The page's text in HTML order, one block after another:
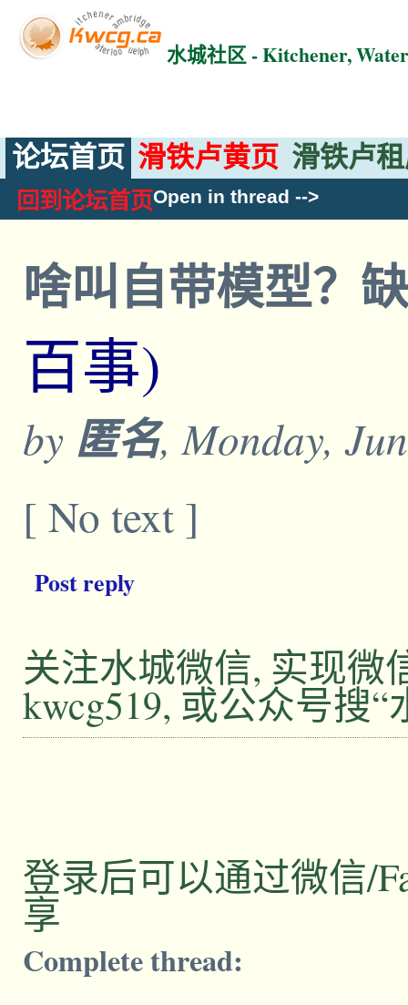
水城社区 - Kitchener,
论坛首页 滑铁卢黄页 滑铁卢
回到论坛首页Open in thread -->
啥叫自带模型？
百事)
by 匿名, Monday,
[ No text ]
Post reply
关注水城微信, 实现微
kwcg519, 或公众号搜“
登录后可以通过微信/
享
Complete thread: